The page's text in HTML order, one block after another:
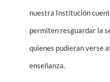
nuestra Institución
permiten resguardar la
quienes pudieran verse
enseñanza.